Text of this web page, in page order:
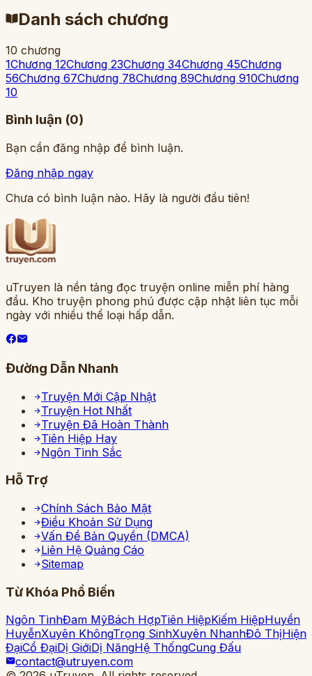
Danh sách chương
10 chương
1Chương 12Chương 23Chương 34Chương 45Chương
56Chương 67Chương 78Chương 89Chương 910Chương
10
Bình luận (0)
Bạn cần đăng nhập để bình luận.
Đăng nhập ngay
Chưa có bình luận nào. Hãy là người đầu tiên!
uTruyen là nền tảng đọc truyện online miễn phí hàng
đầu. Kho truyện phong phú được cập nhật liên tục mỗi
ngày với nhiều thể loại hấp dẫn.
Đường Dẫn Nhanh
Truyện Mới Cập Nhật
Truyện Hot Nhất
Truyện Đã Hoàn Thành
Tiên Hiệp Hay
Ngôn Tình Sắc
Hỗ Trợ
Chính Sách Bảo Mật
Điều Khoản Sử Dụng
Vấn Đề Bản Quyền (DMCA)
Liên Hệ Quảng Cáo
Sitemap
Từ Khóa Phổ Biến
Ngôn TìnhĐam MỹBách HợpTiên HiệpKiếm HiệpHuyền
HuyễnXuyên KhôngTrọng SinhXuyên NhanhĐô ThịHiện
ĐạiCổ ĐạiDị GiớiDị NăngHệ ThốngCung Đấu
contact@utruyen.com